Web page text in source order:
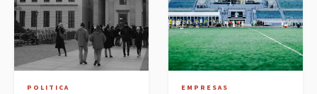
POLITICA EMPRESAS